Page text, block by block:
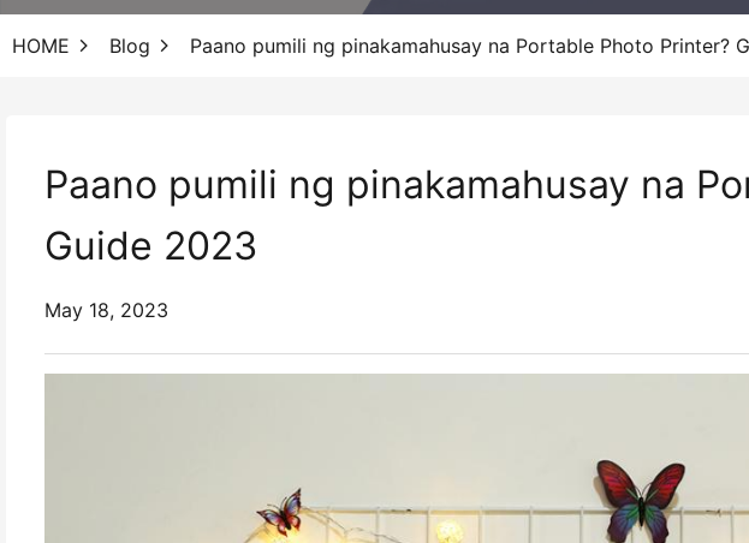
HOME Blog Paano pumili ng pinakamahusay na Portable Photo Printer?
Paano pumili ng pinakamahusay na
Guide 2023
May 18, 2023